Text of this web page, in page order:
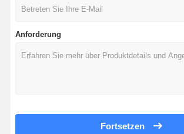
Anforderung
Fortsetzen